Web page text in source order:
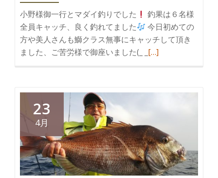
小野様御一行とマダイ釣りでした
釣果は６名様
全員キャッチ、良く釣れてました
今日初めての
方や美人さんも鰤クラス無事にキャッチして頂き
ました、ご苦労様で御座いました(_ _ 続
鯛、
五
目
釣
[…]
23
4月